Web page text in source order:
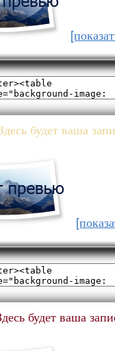
будет ваша
будет ваша